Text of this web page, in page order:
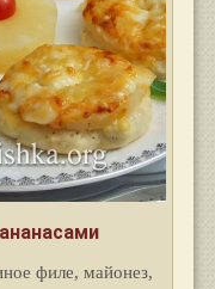
ананасами
филе, майонез,